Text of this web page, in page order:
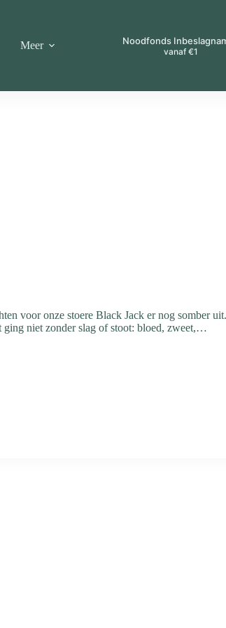
Meer Noodfonds
vanaf €1
voor onze stoere Black Jack er nog somber uit.
ging niet zonder slag of stoot: bloed, zweet,…